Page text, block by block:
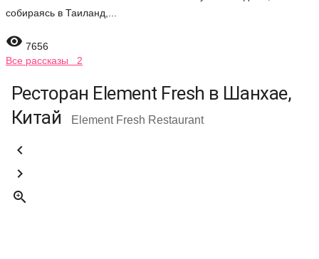
собираясь в Таиланд,...
 7656
Все рассказы 2
Ресторан Element Fresh в Шанхае,
Китай
Element Fresh Restaurant


